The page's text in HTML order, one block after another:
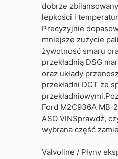
dobrze
lepkości i
Precyzyjnie
mniejsze zużycie
żywotność smaru
przekładnią DSG
oraz układy
przekładni DCT ze
Ford M2C936A MB-
ASO VINSprawdź,
wybrana część
Valvoline / Płyny